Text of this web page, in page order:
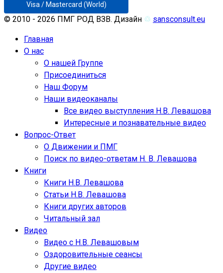
Visa / Mastercard (World)
© 2010 - 2026 ПМГ РОД ВЗВ. Дизайн ♲ sansconsult.eu
Главная
О нас
О нашей Группе
Присоединиться
Наш Форум
Наши видеоканалы
Все видео выступления Н.В. Левашова
Интересные и познавательные видео
Вопрос-Ответ
О Движении и ПМГ
Поиск по видео-ответам Н. В. Левашова
Книги
Книги Н.В. Левашова
Статьи Н.В. Левашова
Книги других авторов
Читальный зал
Видео
Видео с Н.В. Левашовым
Оздоровительные сеансы
Другие видео